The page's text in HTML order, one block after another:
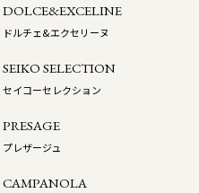
DOLCE&EXCELINE
ドルチェ&エクセリーヌ
SEIKO SELECTION
セイコーセレクション
PRESAGE
プレザージュ
CAMPANOLA